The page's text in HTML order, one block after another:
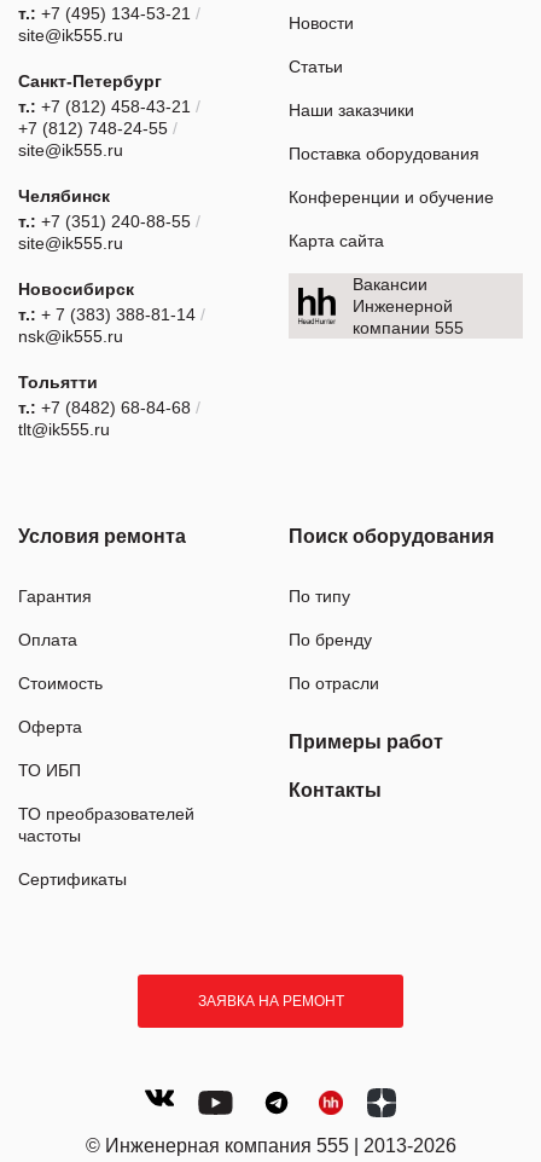
т.: +7 (495) 134-53-21 /
site@ik555.ru
Санкт-Петербург
т.: +7 (812) 458-43-21 /
+7 (812) 748-24-55 /
site@ik555.ru
Челябинск
т.: +7 (351) 240-88-55 /
site@ik555.ru
Новосибирск
т.: + 7 (383) 388-81-14 /
nsk@ik555.ru
Тольятти
т.: +7 (8482) 68-84-68 /
tlt@ik555.ru
Новости
Статьи
Наши заказчики
Поставка оборудования
Конференции и обучение
Карта сайта
Вакансии
Инженерной
компании 555
Условия ремонта
Гарантия
Оплата
Стоимость
Оферта
ТО ИБП
ТО преобразователей
частоты
Сертификаты
Поиск оборудования
По типу
По бренду
По отрасли
Примеры работ
Контакты
ЗАЯВКА НА РЕМОНТ
© Инженерная компания 555 | 2013-2026